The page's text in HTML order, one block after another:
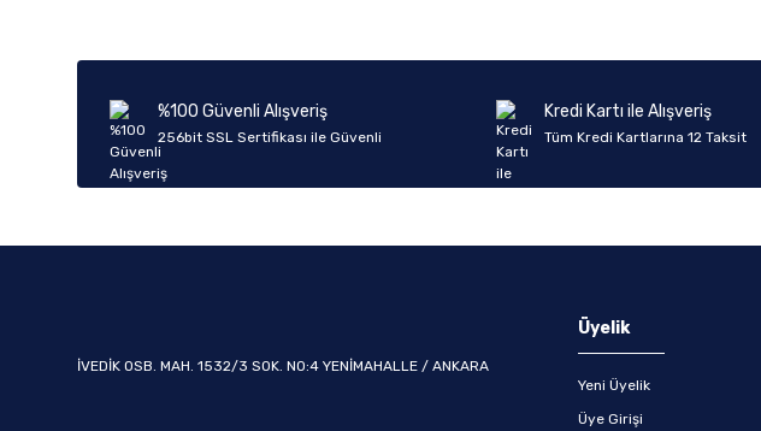
Ürün fiyatı diğer sitelerden daha pahalı.
Bu ürüne benzer farklı alternatifler olmalı.
%100 Güvenli Alışveriş
256bit SSL Sertifikası ile Güvenli
Kredi Kartı ile Alışveriş
Tüm Kredi Kartlarına 12 Taksit
İVEDİK OSB. MAH. 1532/3 SOK. NO:4 YENİMAHALLE / ANKARA
Üyelik
Yeni Üyelik
Üye Girişi